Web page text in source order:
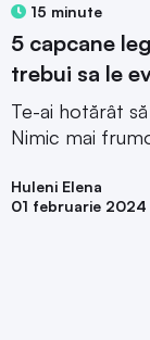
15 minute
5 capcane
trebui sa le
Te-ai hotărât
Nimic mai
Huleni Elena
01 februarie 2024